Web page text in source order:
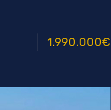
1.990.000€